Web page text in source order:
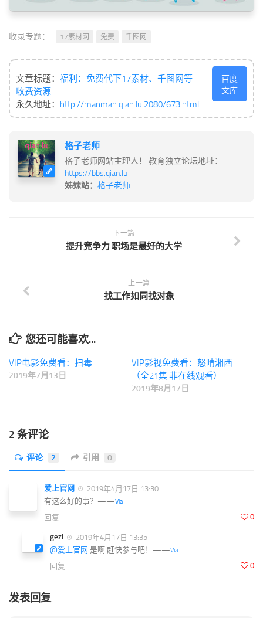
收录专题： 17素材网 免费 千图网
文章标题： 福利：免费代下17素材、千图网等
收费资源
永久地址： http://manman.qian.lu:2080/673.html
百度
文库
格子老师
格子老师网站主理人！ 教育独立论坛地址：
https://bbs.qian.lu
姊妹站： 格子老师
下一篇
提升竞争力 职场是最好的大学
上一篇
找工作如同找对象
您还可能喜欢...
VIP电影免费看：扫毒
2019年7月13日
VIP影视免费看：怒晴湘西
（全21集 非在线观看）
2019年8月17日
2 条评论
评论 2 引用 0
爱上官网
2019年4月17日 13:30
有这么好的事？——Via
0
回复
gezi
2019年4月17日 13:35
@爱上官网 是啊 赶快参与吧！——Via
0
回复
发表回复